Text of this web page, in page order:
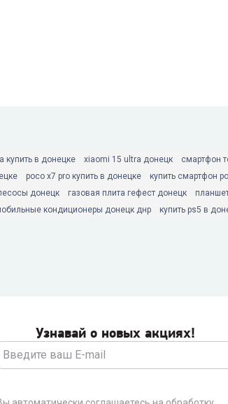
купить в донецке xiaomi 15 ultra донецк смартфон
poco x7 pro купить в донецке купить смартфон
донецк газовая плита гефест донецк
кондиционеры донецк днр купить ps5 в
Узнавай о новых акциях!